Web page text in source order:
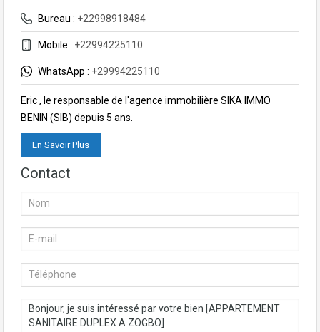
Bureau : +22998918484
Mobile : +22994225110
WhatsApp : +29994225110
Eric , le responsable de l'agence immobilière SIKA IMMO
BENIN (SIB) depuis 5 ans.
En Savoir Plus
Contact